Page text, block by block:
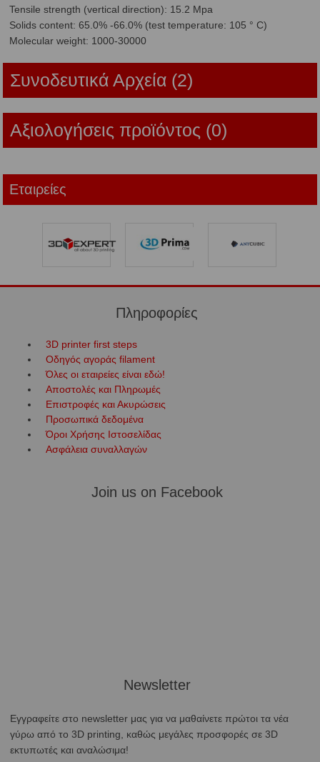
Tensile strength (vertical direction): 15.2 Mpa
Solids content: 65.0% -66.0% (test temperature: 105 ° C)
Molecular weight: 1000-30000
Συνοδευτικά Αρχεία (2)
Αξιολογήσεις προϊόντος (0)
Εταιρείες
Πληροφορίες
3D printer first steps
Οδηγός αγοράς filament
Όλες οι εταιρείες είναι εδώ!
Αποστολές και Πληρωμές
Επιστροφές και Ακυρώσεις
Προσωπικά δεδομένα
Όροι Χρήσης Ιστοσελίδας
Ασφάλεια συναλλαγών
Join us on Facebook
Newsletter
Εγγραφείτε στο newsletter μας για να μαθαίνετε πρώτοι τα νέα
γύρω από το 3D printing, καθώς μεγάλες προσφορές σε 3D
εκτυπωτές και αναλώσιμα!